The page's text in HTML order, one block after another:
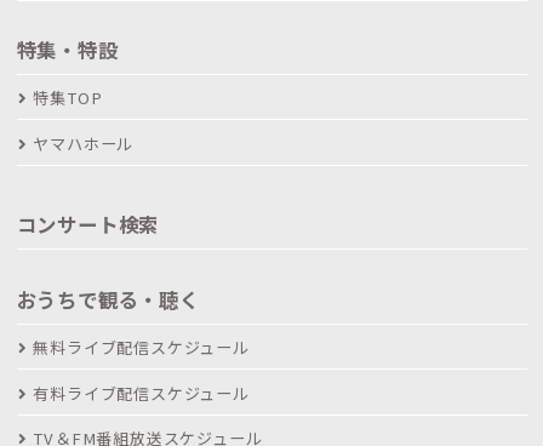
特集・特設
特集TOP
ヤマハホール
コンサート検索
おうちで観る・聴く
無料ライブ配信スケジュール
有料ライブ配信スケジュール
TV＆FM番組放送スケジュール